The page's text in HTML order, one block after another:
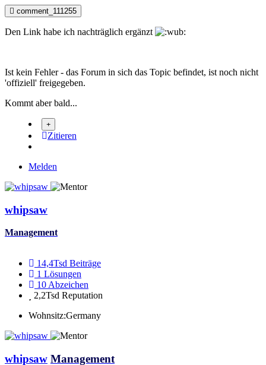
comment_111255
Den Link habe ich nachträglich ergänzt
Ist kein Fehler - das Forum in sich das Topic befindet, ist noch nicht
'offiziell' freigegeben.
Kommt aber bald...
Zitieren
Melden
whipsaw
Management
14,4Tsd Beiträge
1 Lösungen
10 Abzeichen
2,2Tsd Reputation
Wohnsitz:Germany
whipsaw Management